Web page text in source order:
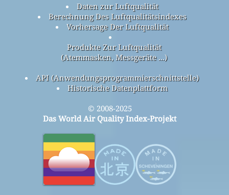
Daten zur Luftqualität
Berechnung Des Luftqualitätsindexes
Vorhersage Der Luftqualität
Produkte Zur Luftqualität
(Atemmasken, Messgeräte ...)
API (Anwendungsprogrammierschnittstelle)
Historische Datenplattform
© 2008-2025
Das World Air Quality Index-Projekt